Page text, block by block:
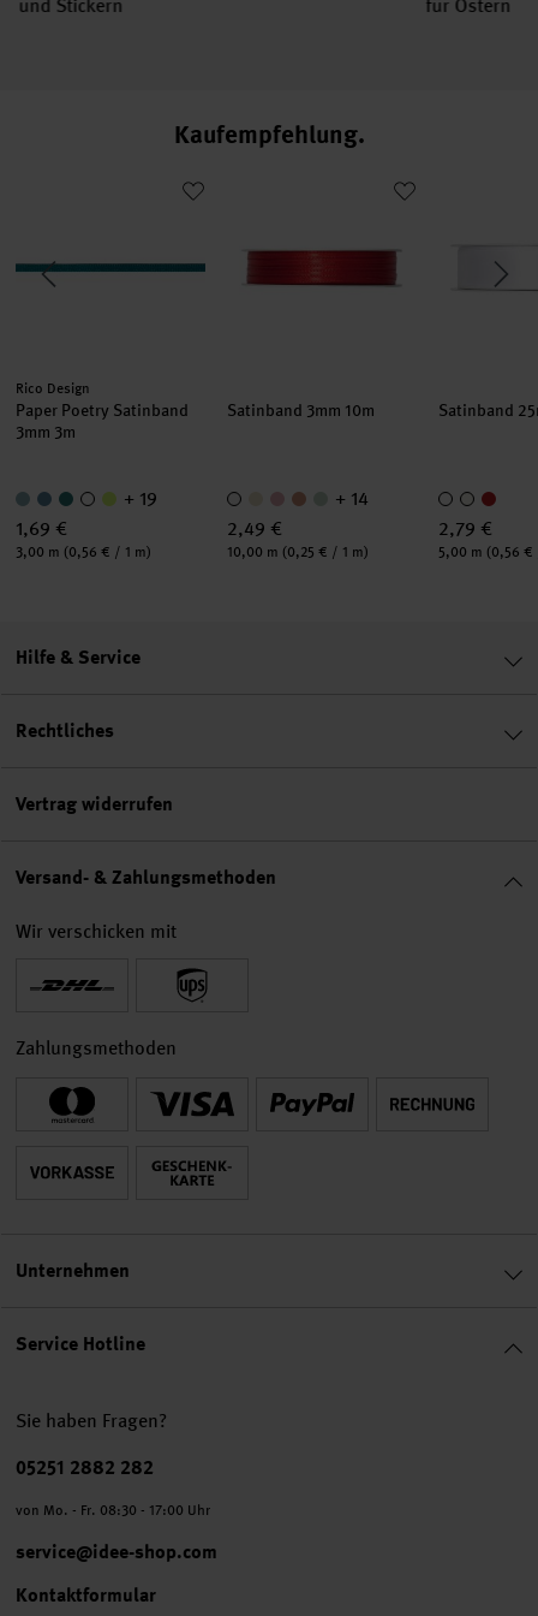
und Stickern
für Ostern
Kaufempfehlung
Paper Poetry Satinband 3mm 3m
Hersteller:
Rico Design
Paper Poetry Satinband
3mm 3m
+ 19
1,69 €
Inhalt:
3,00 m (0,56 € / 1 m)
Satinband 3mm 10m
+ 14
2,49 €
Inhalt:
10,00 m (0,25 € / 1 m)
Satinband
2,79 €
Inhalt:
5,00 m (0,56 €
Service Hotline
Sie haben Fragen?
Telefonnummer
05251 2882 282
von Mo. - Fr. 08:30 - 17:00 Uhr
service@idee-shop.com
Kontaktformular
Hilfe & Service
Rechtliches
Vertrag widerrufen
Versand- & Zahlungsmethoden
Wir verschicken mit
Zahlungsmethoden
Unternehmen